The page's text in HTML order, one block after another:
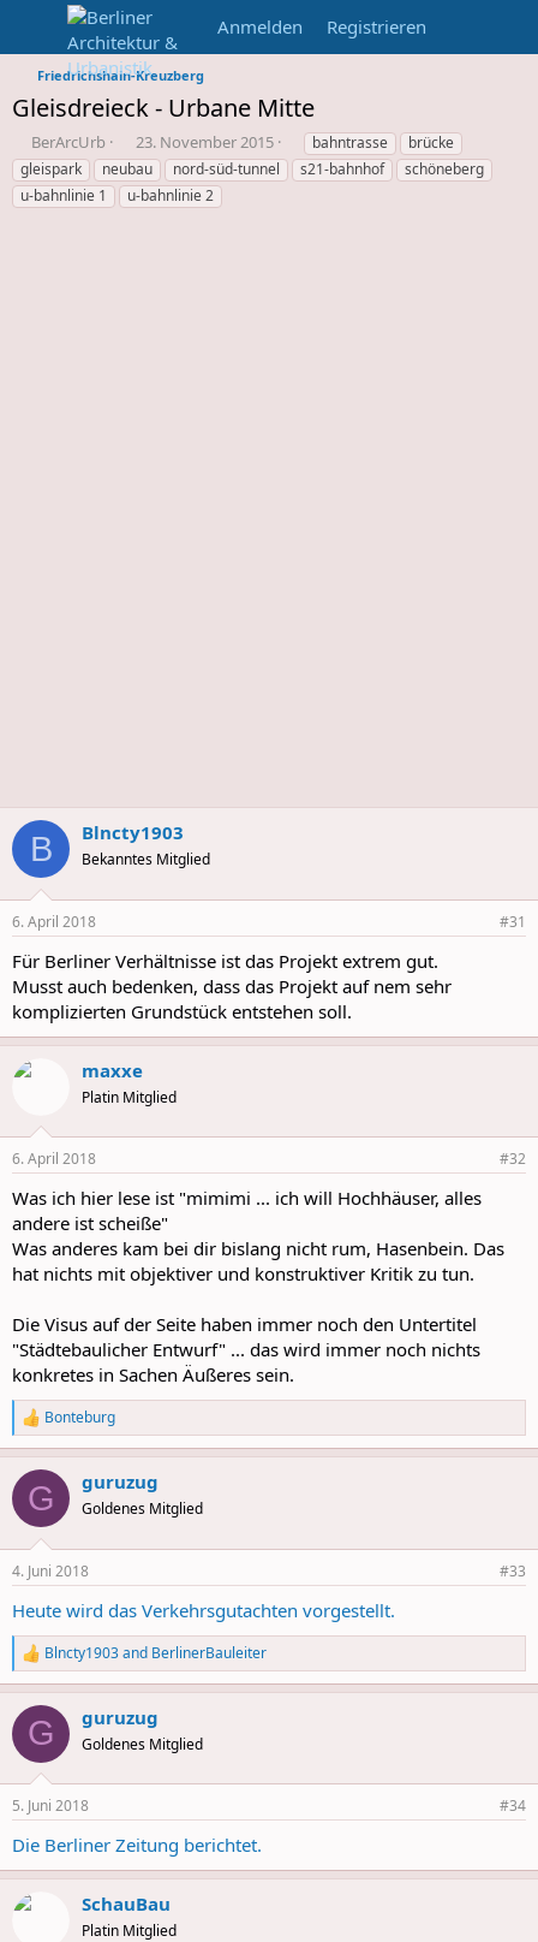
Anmelden Registrieren
Friedrichshain-Kreuzberg
Gleisdreieck - Urbane Mitte
E
r
s
t
BerArcUrb
E
r
s
t
23. November 2015
S
c
h
bahntrasse
brücke
gleispark
neubau nord-süd-tunnel s21-bahnhof
schöneberg
u-bahnlinie 1
u-bahnlinie 2
B Blncty1903
Bekanntes Mitglied
6. April 2018 #31
Für Berliner Verhältnisse ist das Projekt extrem gut.
Musst auch bedenken, dass das Projekt auf nem sehr
komplizierten Grundstück entstehen soll.
maxxe
Platin Mitglied
6. April 2018 #32
Was ich hier lese ist "mimimi ... ich will Hochhäuser, alles
andere ist scheiße"
Was anderes kam bei dir bislang nicht rum, Hasenbein. Das
hat nichts mit objektiver und konstruktiver Kritik zu tun.
Die Visus auf der Seite haben immer noch den Untertitel
"Städtebaulicher Entwurf" ... das wird immer noch nichts
konkretes in Sachen Äußeres sein.
R
e
a
c
i
s
Bonteburg
G guruzug
Goldenes Mitglied
4. Juni 2018 #33
Heute wird das Verkehrsgutachten vorgestellt.
R
e
a
c
i
s
Blncty1903and BerlinerBauleiter
G guruzug
Goldenes Mitglied
5. Juni 2018 #34
Die Berliner Zeitung berichtet.
SchauBau
Platin Mitglied